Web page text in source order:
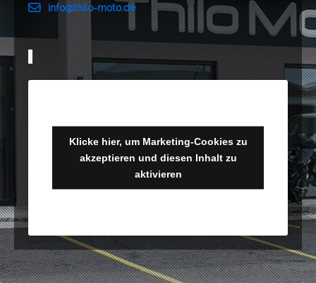
info@thilo-moto.de
Klicke hier, um Marketing-Cookies zu
akzeptieren und diesen Inhalt zu
aktivieren